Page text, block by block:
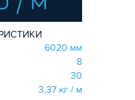
6020 мм
8
30
3,37 кг / м